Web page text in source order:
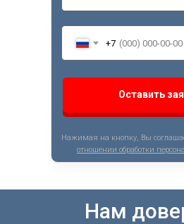
Оставить
Нажимая на кнопку, Вы
отношении обработки
+7
Нам